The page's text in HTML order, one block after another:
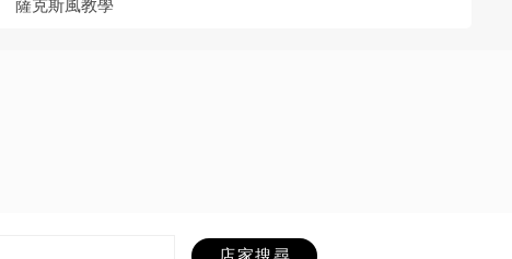
薩克斯風教學